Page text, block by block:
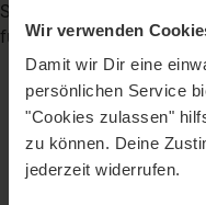
Wir verwenden
Damit wir Dir eine
persönlichen Service
"Cookies zulassen"
zu können. Deine
jederzeit widerrufen.
So hast Du auch nach der
für eine gute Verdauung